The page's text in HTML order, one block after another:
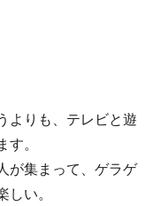
よりも、テレビと遊
。
が集まって、ゲラゲ
い。